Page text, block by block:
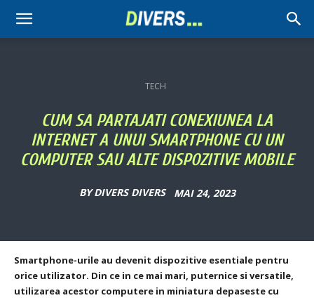
Divers
TECH
CUM SA PARTAJATI CONEXIUNEA LA
INTERNET A UNUI SMARTPHONE CU UN
COMPUTER SAU ALTE DISPOZITIVE MOBILE
BY DIVERS DIVERS MAI 24, 2023
Smartphone-urile au devenit dispozitive esentiale pentru
orice utilizator. Din ce in ce mai mari, puternice si versatile,
utilizarea acestor computere in miniatura depaseste cu